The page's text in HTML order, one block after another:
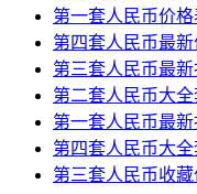
第一套人民币价格
第四套人民币最新
第三套人民币最新
第二套人民币大全
第一套人民币最新
第四套人民币大全
第三套人民币收藏